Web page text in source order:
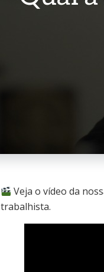
Veja o vídeo da
trabalhista.